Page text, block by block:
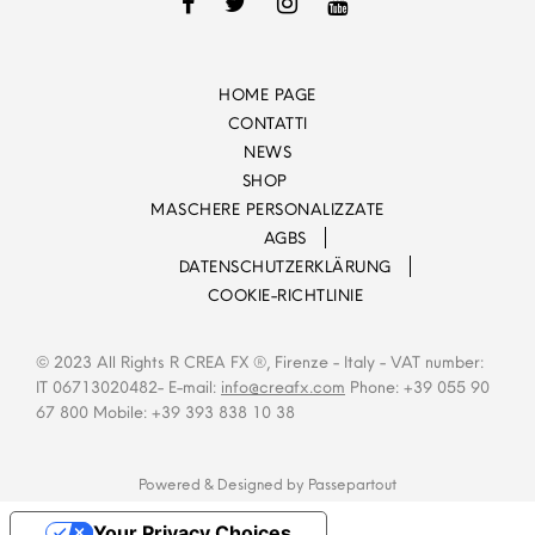
HOME PAGE
CONTATTI
NEWS
SHOP
MASCHERE PERSONALIZZATE
AGBS
DATENSCHUTZERKLÄRUNG
COOKIE-RICHTLINIE
© 2023 All Rights R CREA FX ®, Firenze - Italy - VAT number:
IT 06713020482- E-mail: info@creafx.com Phone: +39 055 90
67 800 Mobile: +39 393 838 10 38
Powered & Designed by Passepartout